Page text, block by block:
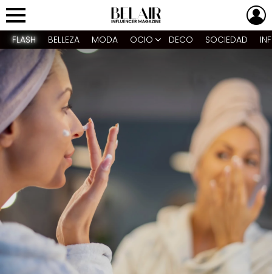
Menu
FLASH BELLEZA MODA OCIO DECO SOCIEDAD